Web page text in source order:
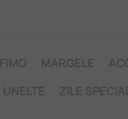
FIMO MARGELE
UNELTE ZILE